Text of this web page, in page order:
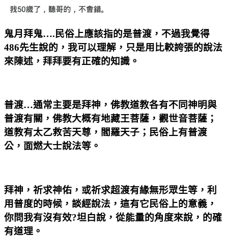
鬼月拜鬼….民俗上應該指的是普渡，不過我覺得
486先生說的，我可以理解，只是用比較誇張的說法
來陳述，拜拜要有正確的知識。
普渡…通常主要是拜神，佛教道教各有不同神明與
普渡有關，佛教大概有地藏王菩薩，觀世音菩薩；
道教有太乙救苦天尊，閻羅天子；民俗上有普渡
公，面燃大士說法等。
拜神，祈求神佑，或祈求超渡有緣無形眾生等，利
用普度的時候，談經說法，這有它民俗上的意義，
你問我有沒有效?坦白說，從能量的角度來說，的確
有道理。